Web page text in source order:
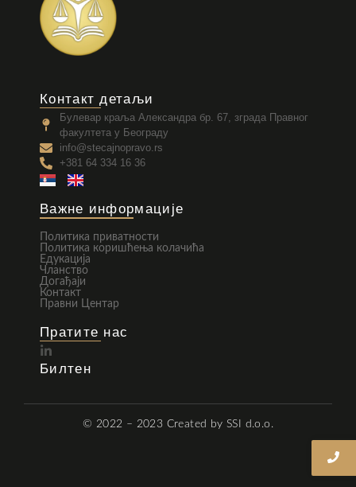
Контакт детаљи
Булевар краља Александра бр. 67, зграда Правног
факултета у Београду
info@stecajnopravo.rs
+381 64 334 16 36
Важне информације
Политика приватности
Политика коришћења колачића
Едукација
Чланство
Догађаји
Контакт
Правни Центар
Пратите нас
Билтен
© 2022 – 2023 Created by SSI d.o.o.